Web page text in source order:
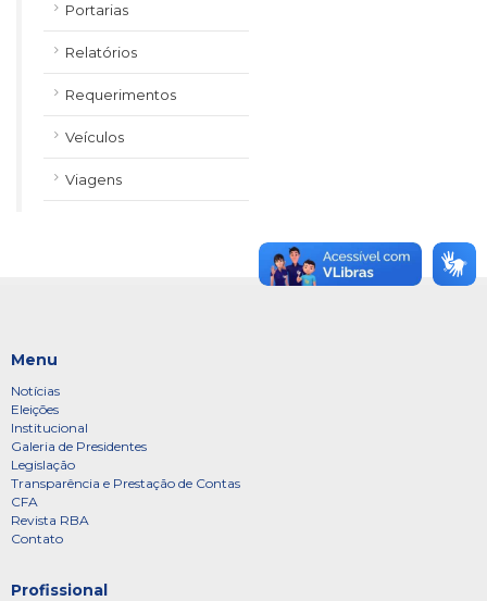
Portarias
Relatórios
Requerimentos
Veículos
Viagens
Menu
Notícias
Eleições
Institucional
Galeria de Presidentes
Legislação
Transparência e Prestação de Contas
CFA
Revista RBA
Contato
Profissional